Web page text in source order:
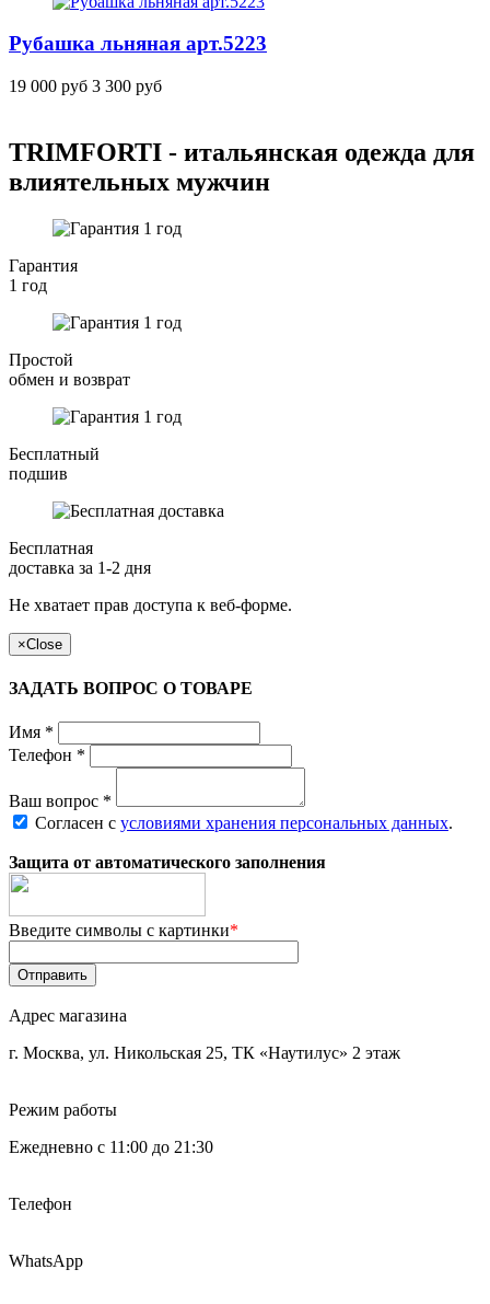
Рубашка льняная арт.5223
19 000 руб 3 300 руб
TRIMFORTI - итальянская одежда для
влиятельных мужчин
Гарантия
1 год
Простой
обмен и возврат
Бесплатный
подшив
Бесплатная
доставка за 1-2 дня
Не хватает прав доступа к веб-форме.
×Close
ЗАДАТЬ ВОПРОС О ТОВАРЕ
Имя *
Телефон *
Ваш вопрос *
Согласен с условиями хранения персональных данных.
Защита от автоматического заполнения
Введите символы с картинки*
Отправить
Адрес магазина
г. Москва, ул. Никольская 25, ТК «Наутилус» 2 этаж
Режим работы
Ежедневно с 11:00 до 21:30
Телефон
WhatsApp